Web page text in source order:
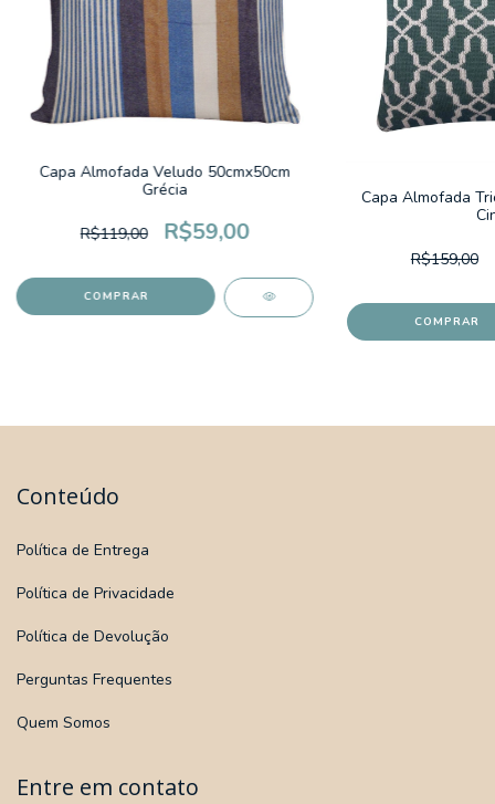
Capa Almofada Veludo 50cmx50cm
Grécia
R$119,00 R$59,00
Capa Almofada
R$159,00
Conteúdo
Política de Entrega
Política de Privacidade
Política de Devolução
Perguntas Frequentes
Quem Somos
Entre em contato